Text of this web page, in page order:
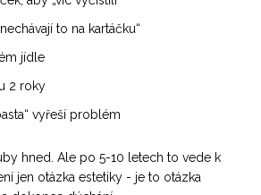
to na kartáčku“
jídle
2 roky
vyřeší problém
hned. Ale po 5-10 letech to vede k
jen otázka estetiky - je to otázka